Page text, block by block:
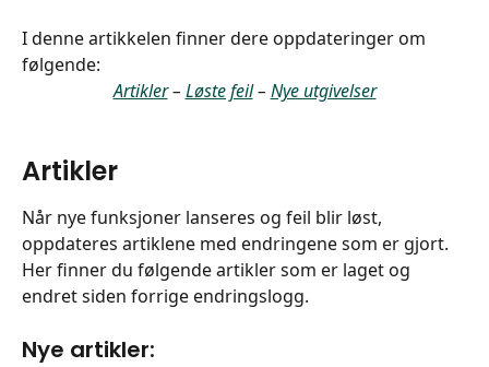
I denne artikkelen finner dere oppdateringer om
følgende:
Artikler – Løste feil – Nye utgivelser
Artikler
Når nye funksjoner lanseres og feil blir løst,
oppdateres artiklene med endringene som er gjort.
Her finner du følgende artikler som er laget og
endret siden forrige endringslogg.
Nye artikler: